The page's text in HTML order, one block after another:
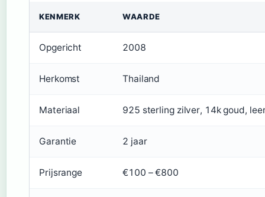
KENMERK WAARDE
Opgericht 2008
Herkomst Thailand
Materiaal 925 sterling zilver, 14k goud,
Garantie 2 jaar
Prijsrange €100 – €800